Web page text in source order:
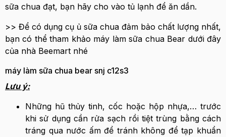
sữa chua đạt, bạn hãy cho vào tủ lạnh để ăn dần.
>> Để có dụng cụ ủ sữa chua đảm bảo chất lượng nhất,
bạn có thể tham khảo máy làm sữa chua Bear dưới đây
của nhà Beemart nhé
máy làm sữa chua bear snj c12s3
Lưu ý:
Những hũ thủy tinh, cốc hoặc hộp nhựa,… trước
khi sử dụng cần rửa sạch rồi tiệt trùng bằng cách
tráng qua nước ấm để tránh không để tạp khuẩn